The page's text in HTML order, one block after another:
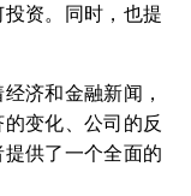
资。同时，也提
济和金融新闻，
变化、公司的反
供了一个全面的